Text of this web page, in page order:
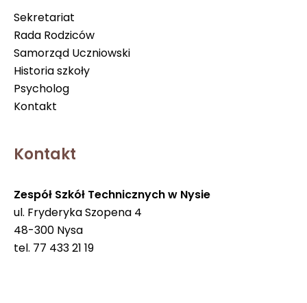
Sekretariat
Rada Rodziców
Samorząd Uczniowski
Historia szkoły
Psycholog
Kontakt
Kontakt
Zespół Szkół Technicznych w Nysie
ul. Fryderyka Szopena 4
48-300 Nysa
tel. 77 433 21 19